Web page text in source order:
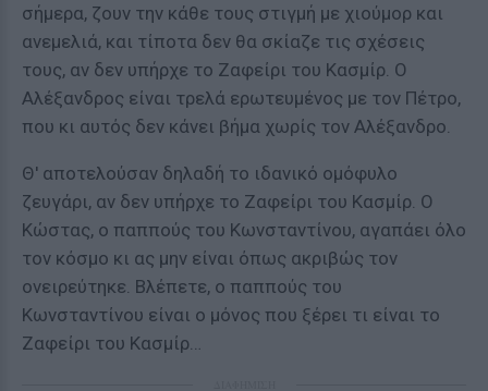
σήμερα, ζουν την κάθε τους στιγμή με χιούμορ και
ανεμελιά, και τίποτα δεν θα σκίαζε τις σχέσεις
τους, αν δεν υπήρχε το Ζαφείρι του Κασμίρ. Ο
Αλέξανδρος είναι τρελά ερωτευμένος με τον Πέτρο,
που κι αυτός δεν κάνει βήμα χωρίς τον Αλέξανδρο.
Θ' αποτελούσαν δηλαδή το ιδανικό ομόφυλο
ζευγάρι, αν δεν υπήρχε το Ζαφείρι του Κασμίρ. Ο
Κώστας, ο παππούς του Κωνσταντίνου, αγαπάει όλο
τον κόσμο κι ας μην είναι όπως ακριβώς τον
ονειρεύτηκε. Βλέπετε, ο παππούς του
Κωνσταντίνου είναι ο μόνος που ξέρει τι είναι το
Ζαφείρι του Κασμίρ…